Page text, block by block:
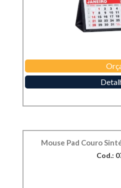
Mouse Pad Couro
Cod.: